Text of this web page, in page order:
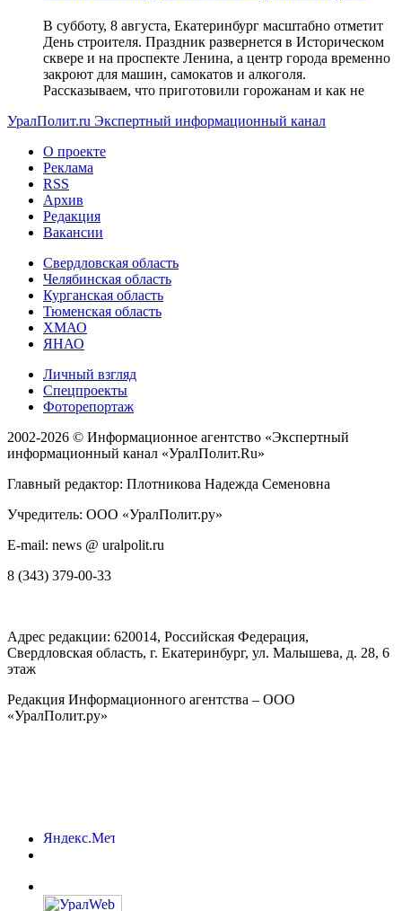
В субботу, 8 августа, Екатеринбург масштабно отметит
День строителя. Праздник развернется в Историческом
сквере и на проспекте Ленина, а центр города временно
закроют для машин, самокатов и алкоголя.
Рассказываем, что приготовили горожанам и как не
УралПолит.ru Экспертный информационный канал
О проекте
Реклама
RSS
Архив
Редакция
Вакансии
Свердловская область
Челябинская область
Курганская область
Тюменская область
ХМАО
ЯНАО
Личный взгляд
Спецпроекты
Фоторепортаж
2002-2026 © Информационное агентство «Экспертный
информационный канал «УралПолит.Ru»
Главный редактор: Плотникова Надежда Семеновна
Учредитель: ООО «УралПолит.ру»
E-mail: news @ uralpolit.ru
8 (343) 379-00-33
Адрес редакции: 620014, Российская Федерация,
Свердловская область, г. Екатеринбург, ул. Малышева, д. 28, 6
этаж
Редакция Информационного агентства – ООО
«УралПолит.ру»